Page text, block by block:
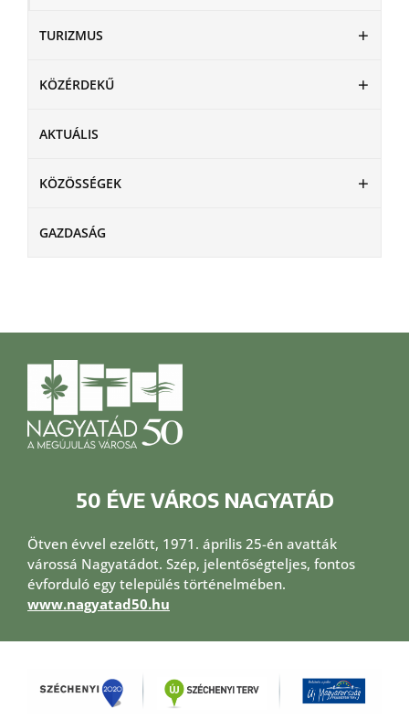
TURIZMUS
KÖZÉRDEKŰ
AKTUÁLIS
KÖZÖSSÉGEK
GAZDASÁG
50 ÉVE VÁROS NAGYATÁD
Ötven évvel ezelőtt, 1971. április 25-én avatták
várossá Nagyatádot. Szép, jelentőségteljes, fontos
évforduló egy település történelmében.
www.nagyatad50.hu